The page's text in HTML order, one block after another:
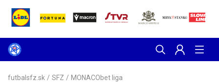
futbalsfz.sk / SFZ / MONACObet liga